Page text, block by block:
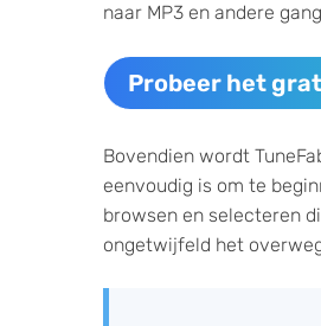
naar MP3 en andere
Probeer het
Bovendien wordt
eenvoudig is om te
browsen en selecteren
ongetwijfeld het